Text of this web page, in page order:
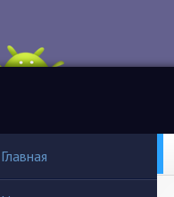
Главная